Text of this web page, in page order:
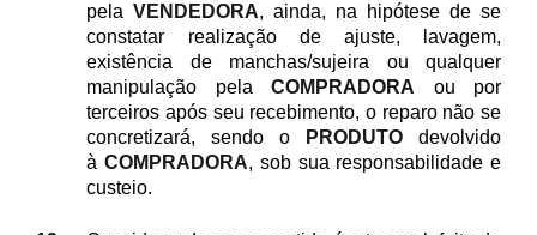
pelaVENDEDORA, ainda, na hipótese de se
constatar realização de ajuste, lavagem,
existência de manchas/sujeira ou qualquer
manipulação pelaCOMPRADORA ou por
terceiros após seu recebimento, o reparo não se
concretizará, sendo o
PRODUTO devolvido
àCOMPRADORA, sob sua responsabilidade e
custeio.